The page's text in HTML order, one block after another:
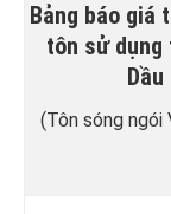
Bảng báo giá
tôn sử dụng
(Tôn sóng ngói